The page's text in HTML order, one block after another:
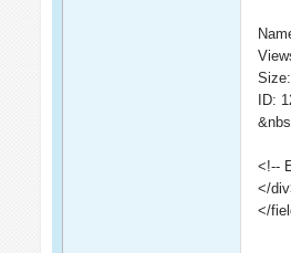
ID:
<!--
</
</